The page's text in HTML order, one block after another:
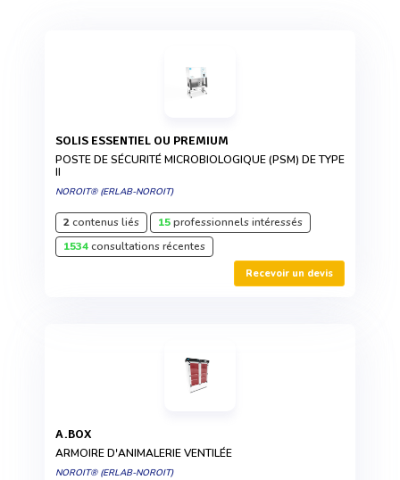
SOLIS ESSENTIEL OU PREMIUM
POSTE DE SÉCURITÉ MICROBIOLOGIQUE (PSM) DE TYPE
II
NOROIT® (ERLAB-NOROIT)
2contenus liés 15professionnels intéressés
1534consultations récentes
Recevoir un devis
A.BOX
ARMOIRE D'ANIMALERIE VENTILÉE
NOROIT® (ERLAB-NOROIT)